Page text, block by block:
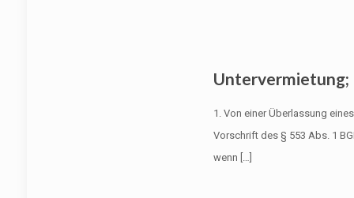
Untervermietung;
1. Von einer Überlassung
Vorschrift des § 553 Abs. 1
wenn […]